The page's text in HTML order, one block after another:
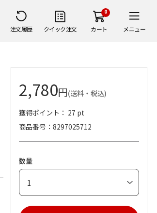
注文履歴 クイック注文
0
カート メニュー
2,780円(送料・税込)
獲得ポイント： 27 pt
商品番号
8297025712
数量